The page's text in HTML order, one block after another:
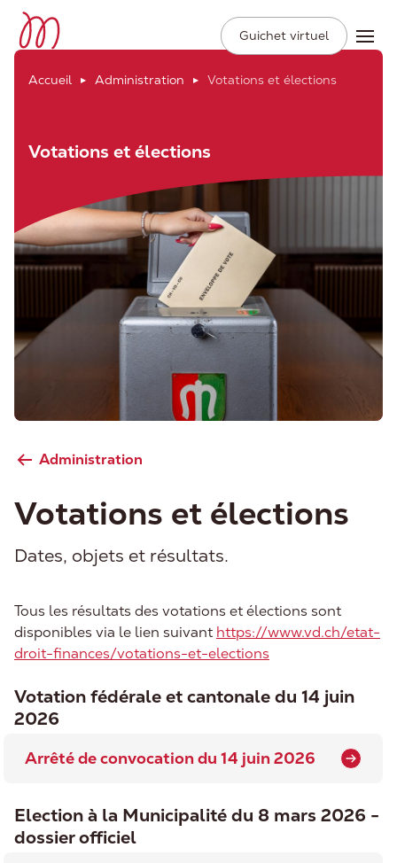
Aller
au
Ville de Moudon
Secondary
Navigation
Guichet virtuel
Accueil Administration Votations et élections
Votations et élections
Administration
Votations et élections
Dates, objets et résultats.
Tous les résultats des votations et élections sont
disponibles via le lien suivant https://www.vd.ch/etat-
droit-finances/votations-et-elections
Votation fédérale et cantonale du 14 juin
2026
Arrêté de convocation du 14 juin 2026
Election à la Municipalité du 8 mars 2026 -
dossier officiel